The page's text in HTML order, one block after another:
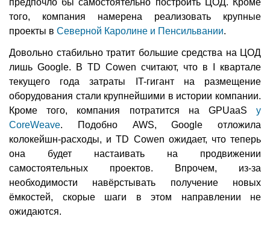
того, компания намерена реализовать крупные
проекты в Северной Каролине и Пенсильвании.
Довольно стабильно тратит большие средства на ЦОД
лишь Google. В TD Cowen считают, что в I квартале
текущего года затраты IT-гигант на размещение
оборудования стали крупнейшими в истории компании.
Кроме того, компания потратится на GPUaaS у
CoreWeave. Подобно AWS, Google отложила
колокейшн-расходы, и TD Cowen ожидает, что теперь
она будет настаивать на продвижении
самостоятельных проектов. Впрочем, из-за
необходимости навёрстывать получение новых
ёмкостей, скорые шаги в этом направлении не
ожидаются.